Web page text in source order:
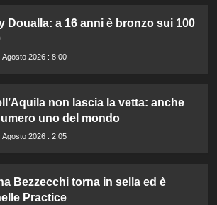
Doualla: a 16 anni è bronzo sui 100
Agosto 2026 : 8:00
non lascia la vetta: anche
uno del mondo
Agosto 2026 : 2:05
Bezzecchi torna in sella ed è
Practice